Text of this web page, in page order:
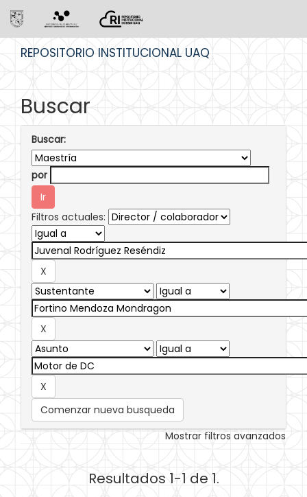
REPOSITORIO INSTITUCIONAL UAQ
Buscar
Buscar:
por
Filtros actuales:
Comenzar nueva busqueda
Mostrar filtros avanzados
Resultados 1-1 de 1.